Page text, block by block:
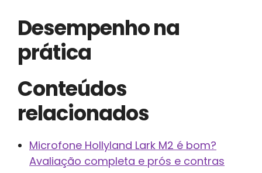
Desempenho na
prática
Conteúdos
relacionados
Microfone Hollyland Lark M2 é bom?
Avaliação completa e prós e contras